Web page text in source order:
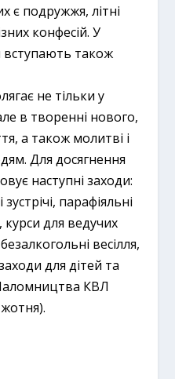
є подружжя, літні
конфесій. У
вступають також
не тільки у
в творенні нового,
а також молитві і
Для досягнення
наступні заходи:
парафіяльні
курси для ведучих
весілля,
для дітей та
КВЛ